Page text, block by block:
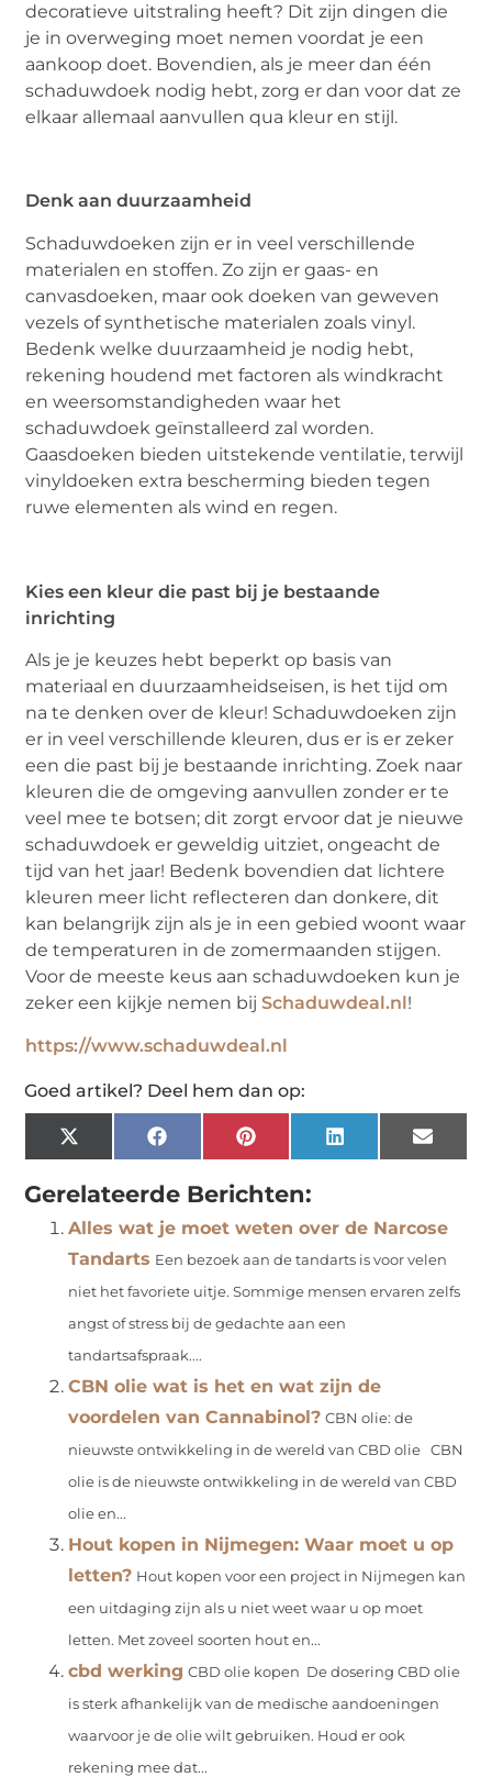
decoratieve uitstraling heeft? Dit zijn dingen die
je in overweging moet nemen voordat je een
aankoop doet. Bovendien, als je meer dan één
schaduwdoek nodig hebt, zorg er dan voor dat ze
elkaar allemaal aanvullen qua kleur en stijl.
Denk aan duurzaamheid
Schaduwdoeken zijn er in veel verschillende
materialen en stoffen. Zo zijn er gaas- en
canvasdoeken, maar ook doeken van geweven
vezels of synthetische materialen zoals vinyl.
Bedenk welke duurzaamheid je nodig hebt,
rekening houdend met factoren als windkracht
en weersomstandigheden waar het
schaduwdoek geïnstalleerd zal worden.
Gaasdoeken bieden uitstekende ventilatie, terwijl
vinyldoeken extra bescherming bieden tegen
ruwe elementen als wind en regen.
Kies een kleur die past bij je bestaande
inrichting
Als je je keuzes hebt beperkt op basis van
materiaal en duurzaamheidseisen, is het tijd om
na te denken over de kleur! Schaduwdoeken zijn
er in veel verschillende kleuren, dus er is er zeker
een die past bij je bestaande inrichting. Zoek naar
kleuren die de omgeving aanvullen zonder er te
veel mee te botsen; dit zorgt ervoor dat je nieuwe
schaduwdoek er geweldig uitziet, ongeacht de
tijd van het jaar! Bedenk bovendien dat lichtere
kleuren meer licht reflecteren dan donkere, dit
kan belangrijk zijn als je in een gebied woont waar
de temperaturen in de zomermaanden stijgen.
Voor de meeste keus aan schaduwdoeken kun je
zeker een kijkje nemen bijSchaduwdeal.nl!
https://www.schaduwdeal.nl
Goed artikel? Deel hem dan op:
X
(Twitter)
FacebookPinterestLinkedInEmail
Gerelateerde Berichten:
Alles wat je moet weten over de Narcose
Tandarts Een bezoek aan de tandarts is voor velen
niet het favoriete uitje. Sommige mensen ervaren zelfs
angst of stress bij de gedachte aan een
tandartsafspraak....
CBN olie wat is het en wat zijn de
voordelen van Cannabinol? CBN olie: de
nieuwste ontwikkeling in de wereld van CBD olie CBN
olie is de nieuwste ontwikkeling in de wereld van CBD
olie en...
Hout kopen in Nijmegen: Waar moet u op
letten? Hout kopen voor een project in Nijmegen kan
een uitdaging zijn als u niet weet waar u op moet
letten. Met zoveel soorten hout en...
cbd werking CBD olie kopen De dosering CBD olie
is sterk afhankelijk van de medische aandoeningen
waarvoor je de olie wilt gebruiken. Houd er ook
rekening mee dat...